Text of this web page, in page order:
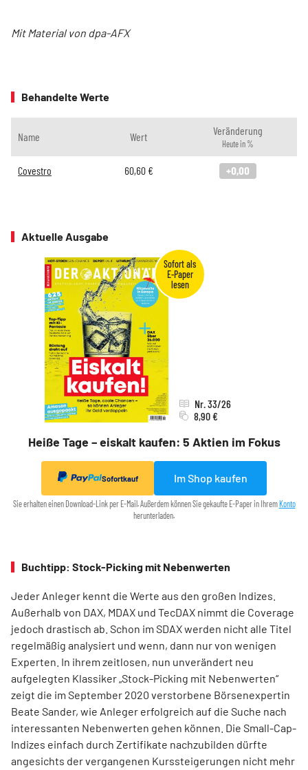
Mit Material von dpa-AFX
Behandelte Werte
Name Wert Veränderung
Heute in %
Covestro 60,60€ +0,00
Aktuelle Ausgabe
Heiße Tage – eiskalt kaufen: 5 Aktien im Fokus
Nr. 33/26
8,90 €
Sofortkauf Im Shop kaufen
Sie erhalten einen Download-Link per E-Mail. Außerdem können Sie gekaufte E-Paper in Ihrem Konto
herunterladen.
Buchtipp: Stock-Picking mit Nebenwerten
Jeder Anleger kennt die Werte aus den großen Indizes.
Außerhalb von DAX, MDAX und TecDAX nimmt die Coverage
jedoch drastisch ab. Schon im SDAX werden nicht alle Titel
regel­mäßig analysiert und wenn, dann nur von wenigen
Experten. In ihrem zeitlosen, nun unverändert neu
aufgelegten Klassiker „Stock-Picking mit Nebenwerten“
zeigt die im September 2020 verstorbene Börsenexpertin
Beate Sander, wie Anleger erfolgreich auf die Suche nach
interessanten Nebenwerten gehen können. Die Small-Cap-
Indizes einfach durch Zertifikate nachzubilden dürfte
angesichts der vergangenen Kurssteiger­ungen nicht mehr